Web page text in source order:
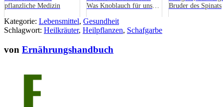
pflanzliche Medizin
Was Knoblauch für unsere
Bruder des Spinats
Kategorie: Lebensmittel, Gesundheit
Schlagwort: Heilkräuter, Heilpflanzen, Schafgarbe
von Ernährungshandbuch